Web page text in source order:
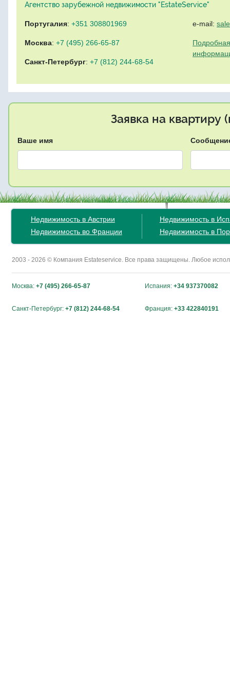
Агентство зарубежной недвижимости "EstateService"
Португалия: +351 308801969
Москва: +7 (495) 266-65-87
Санкт-Петербург: +7 (812) 244-68-54
e-mail:
Заявка на квартиру
Ваше имя
Недвижимость в Австрии
Недвижимость во Франции
Недвижимость в
Недвижимость в
2003 - 2026 © Компания Estateservice. Все права защищены. Любое
Москва: +7 (495) 266-65-87 Испания: +34 937370082
Санкт-Петербург: +7 (812) 244-68-54 Франция: +33 422840191